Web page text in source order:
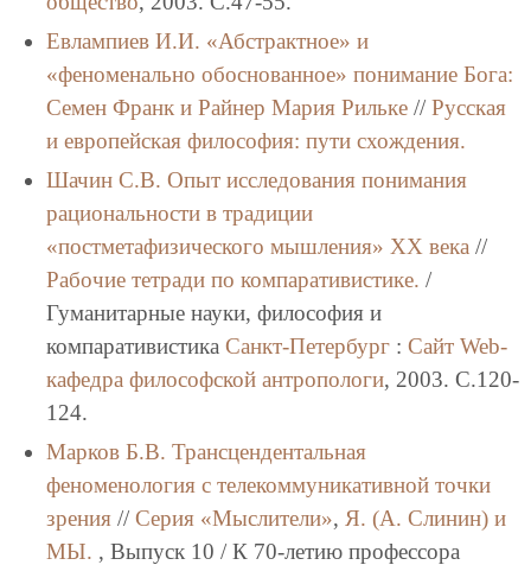
Евлампиев И.И. «Абстрактное» и
«феноменально обоснованное» понимание Бога:
Семен Франк и Райнер Мария Рильке// Русская
и европейская философия: пути схождения.
Шачин С.В. Опыт исследования понимания
рациональности в традиции
«постметафизического мышления» ХХ века //
Рабочие тетради по компаративистике. /
Гуманитарные науки, философия и
компаративистика Санкт-Петербург: Сайт Web-
кафедра философской антропологи, 2003. C.120-
124.
Марков Б.В. Трансцендентальная
феноменология с телекоммуникативной точки
зрения// Серия «Мыслители», Я. (А. Слинин) и
МЫ. , Выпуск 10 / К 70-летию профессора